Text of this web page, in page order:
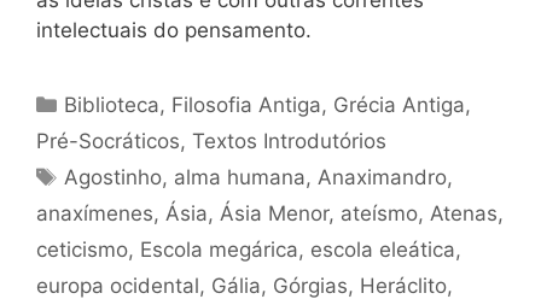
intelectuais do pensamento.
Categorias
Biblioteca, Filosofia Antiga, Grécia Antiga,
Pré-Socráticos, Textos Introdutórios
Tags
Agostinho, alma humana, Anaximandro,
anaxímenes, Ásia, Ásia Menor, ateísmo, Atenas,
ceticismo, Escola megárica, escola eleática,
europa ocidental, Gália, Górgias, Heráclito,